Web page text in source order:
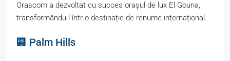
Orascom a dezvoltat cu succes orașul de lux El Gouna,
transformându-l într-o destinație de renume internațional.
🏢 Palm Hills